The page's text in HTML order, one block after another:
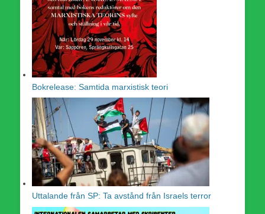
Bokrelease: Samtida marxistisk teori
Uttalande från SP: Ta avstånd från Israels terror